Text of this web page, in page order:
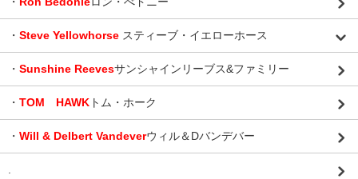
・ Steve Yellowhorse スティーブ・イエローホース
・ Sunshine Reevesサンシャインリーブス&ファミリー
・ TOM HAWK トム・ホーク
・ Will & Delbert Vandeverウィル＆Dバンデバー
.